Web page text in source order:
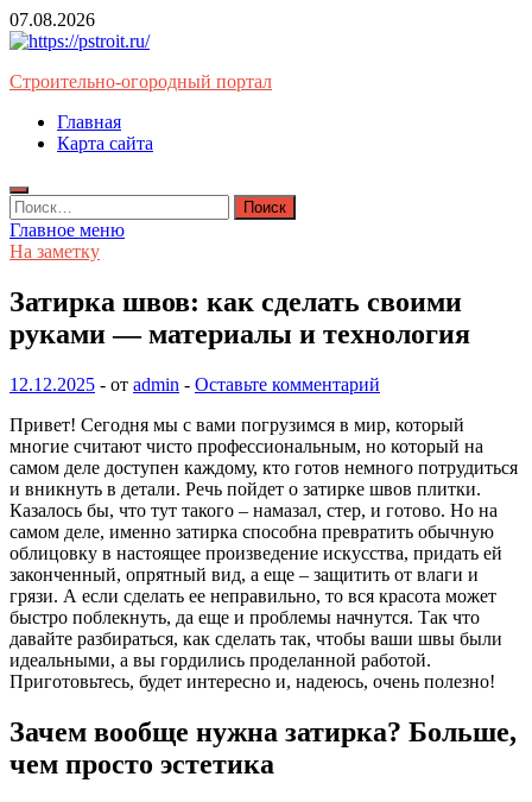
Перейти
к
07.08.2026
Строительно-огородный портал
Главная
Карта сайта
Найти:
Главное меню
На заметку
Затирка швов: как сделать своими
руками — материалы и технология
12.12.2025 - от admin - Оставьте комментарий
Привет! Сегодня мы с вами погрузимся в мир, который
многие считают чисто профессиональным, но который на
самом деле доступен каждому, кто готов немного потрудиться
и вникнуть в детали. Речь пойдет о затирке швов плитки.
Казалось бы, что тут такого – намазал, стер, и готово. Но на
самом деле, именно затирка способна превратить обычную
облицовку в настоящее произведение искусства, придать ей
законченный, опрятный вид, а еще – защитить от влаги и
грязи. А если сделать ее неправильно, то вся красота может
быстро поблекнуть, да еще и проблемы начнутся. Так что
давайте разбираться, как сделать так, чтобы ваши швы были
идеальными, а вы гордились проделанной работой.
Приготовьтесь, будет интересно и, надеюсь, очень полезно!
Зачем вообще нужна затирка? Больше,
чем просто эстетика